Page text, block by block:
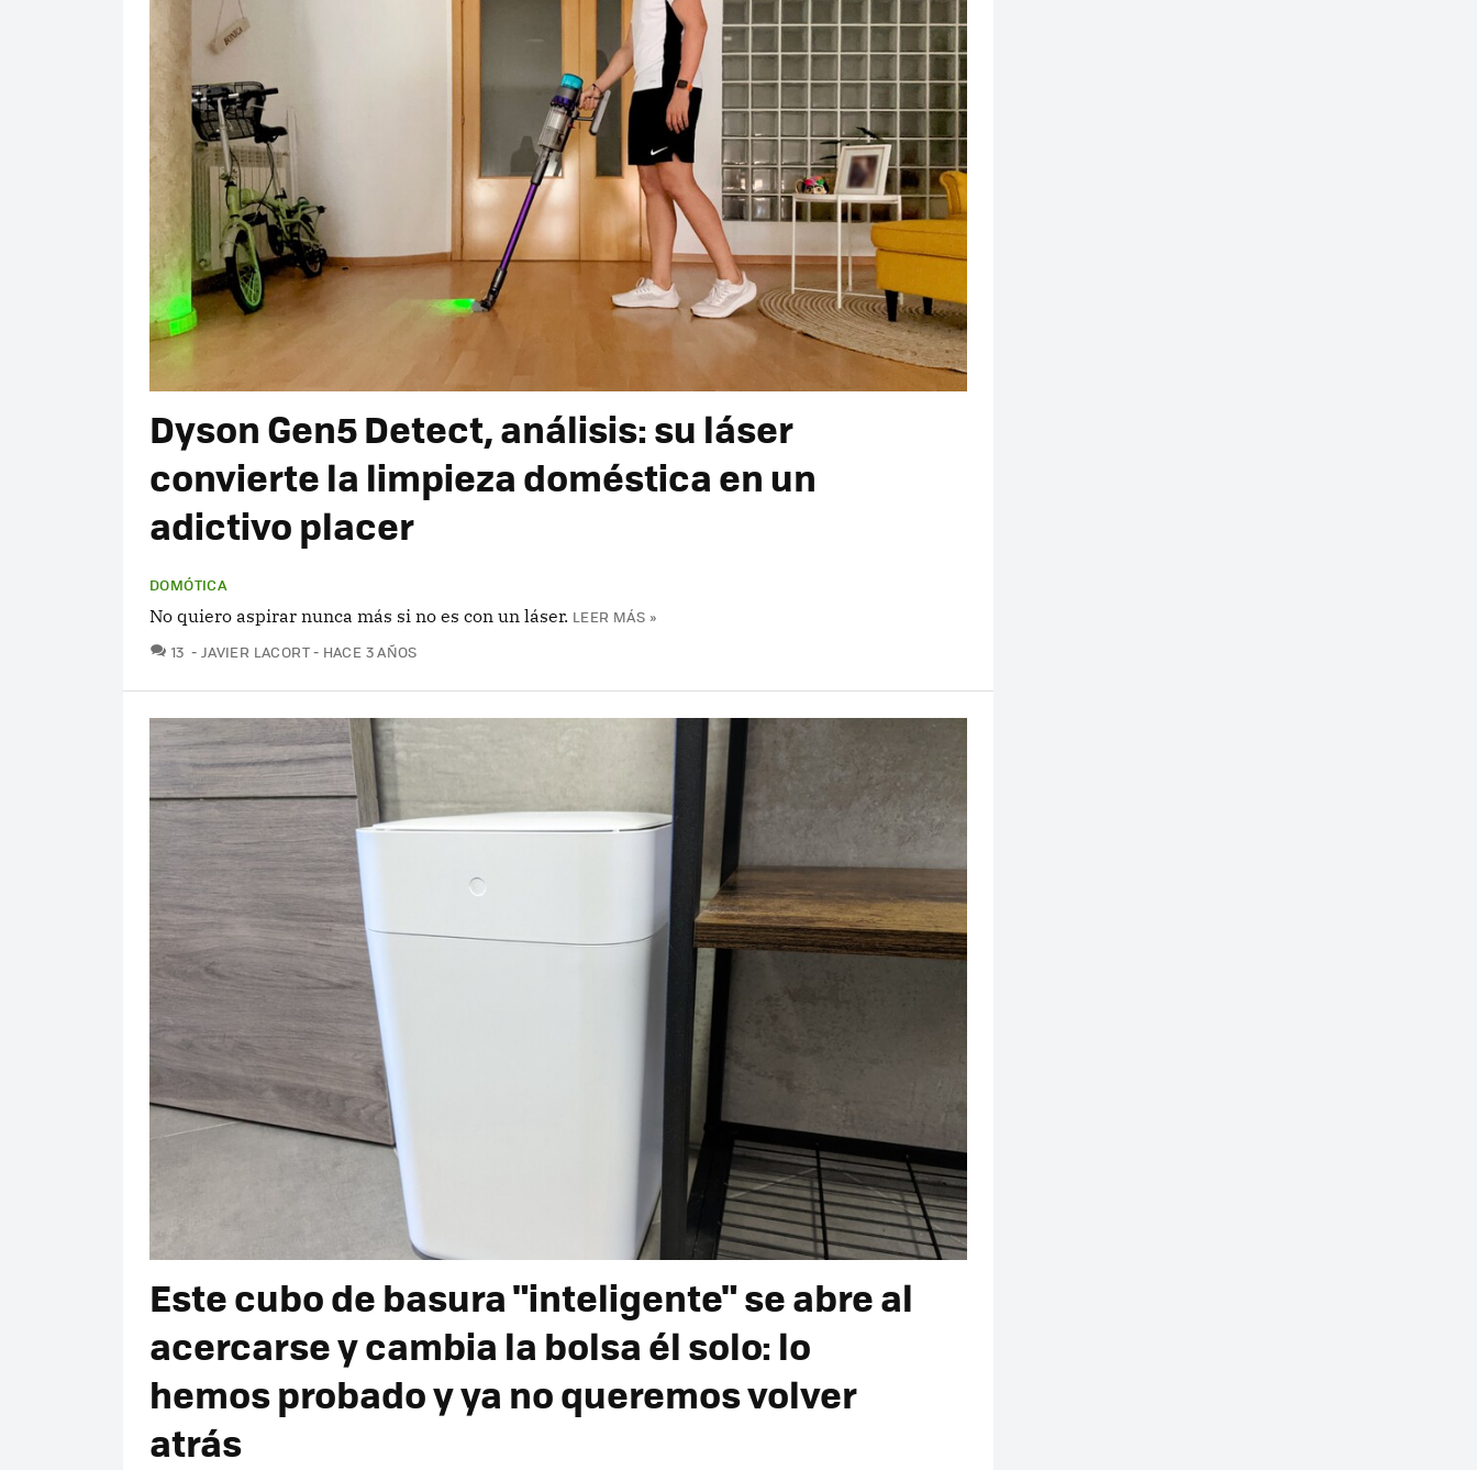
Dyson Gen5 Detect, análisis: su láser
convierte la limpieza doméstica en un
adictivo placer
DOMÓTICA
No quiero aspirar nunca más si no es con un láser. LEER MÁS »
13 COMENTARIOS
JAVIER LACORT HACE 3 AÑOS
Este cubo de basura "inteligente" se abre al
acercarse y cambia la bolsa él solo: lo
hemos probado y ya no queremos volver
atrás